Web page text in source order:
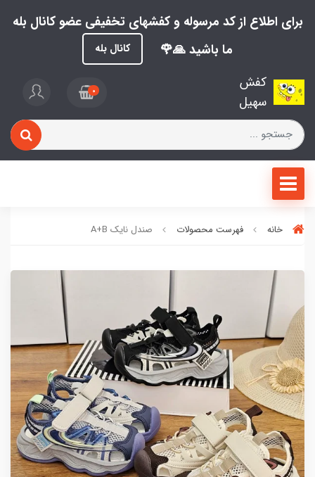
برای اطلاع از کد مرسوله و کفشهای تخفیفی عضو کانال بله
ما باشید 🙏🌹
کانال بله
کفش
سهیل
0
خانه فهرست محصولات صندل نایک A+B